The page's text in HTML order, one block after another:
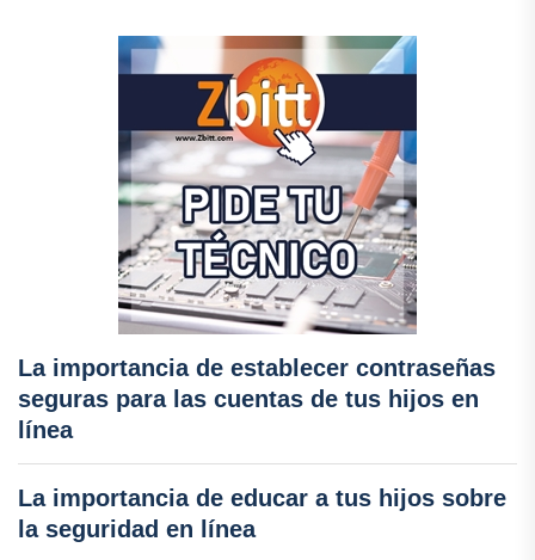
La importancia de establecer contraseñas
seguras para las cuentas de tus hijos en
línea
La importancia de educar a tus hijos sobre
la seguridad en línea